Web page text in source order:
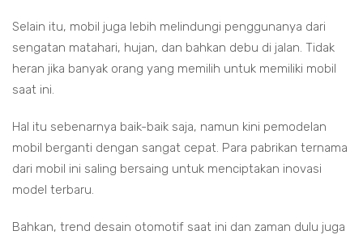
Selain itu, mobil juga lebih melindungi penggunanya dari
sengatan matahari, hujan, dan bahkan debu di jalan. Tidak
heran jika banyak orang yang memilih untuk memiliki mobil
saat ini.
Hal itu sebenarnya baik-baik saja, namun kini pemodelan
mobil berganti dengan sangat cepat. Para pabrikan ternama
dari mobil ini saling bersaing untuk menciptakan inovasi
model terbaru.
Bahkan, trend desain otomotif saat ini dan zaman dulu juga